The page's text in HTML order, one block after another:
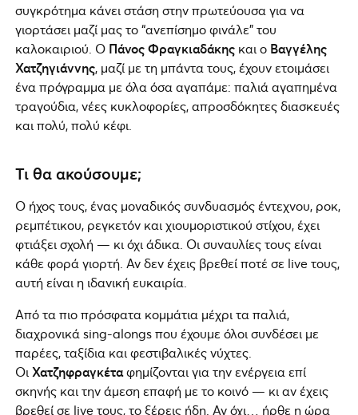
συγκρότημα κάνει στάση στην πρωτεύουσα για να
γιορτάσει μαζί μας το “ανεπίσημο φινάλε” του
καλοκαιριού. Ο Πάνος Φραγκιαδάκης και ο Βαγγέλης
Χατζηγιάννης, μαζί με τη μπάντα τους, έχουν ετοιμάσει
ένα πρόγραμμα με όλα όσα αγαπάμε: παλιά αγαπημένα
τραγούδια, νέες κυκλοφορίες, απροσδόκητες διασκευές
και πολύ, πολύ κέφι.
Τι θα ακούσουμε;
Ο ήχος τους, ένας μοναδικός συνδυασμός έντεχνου, ροκ,
ρεμπέτικου, ρεγκετόν και χιουμοριστικού στίχου, έχει
φτιάξει σχολή — κι όχι άδικα. Οι συναυλίες τους είναι
κάθε φορά γιορτή. Αν δεν έχεις βρεθεί ποτέ σε live τους,
αυτή είναι η ιδανική ευκαιρία.
Από τα πιο πρόσφατα κομμάτια μέχρι τα παλιά,
διαχρονικά sing-alongs που έχουμε όλοι συνδέσει με
παρέες, ταξίδια και φεστιβαλικές νύχτες.
Οι Χατζηφραγκέταφημίζονται για την ενέργεια επί
σκηνής και την άμεση επαφή με το κοινό — κι αν έχεις
βρεθεί σε live τους, το ξέρεις ήδη. Αν όχι… ήρθε η ώρα